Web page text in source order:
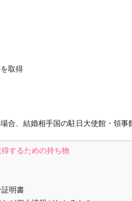
取得
合、結婚相手国の駐日大使館・領事
するための持ち物
明書